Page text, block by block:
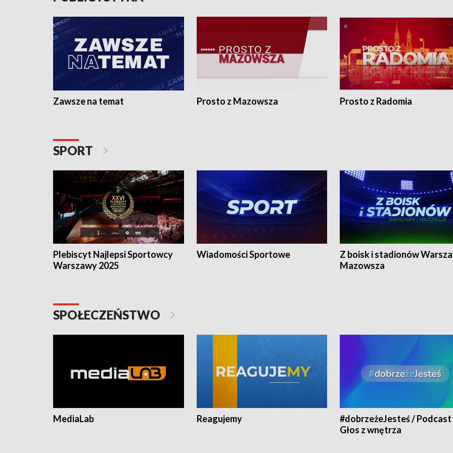
Zawsze na temat Prosto z Mazowsza Prosto z Radomia
SPORT
Plebiscyt Najlepsi Sportowcy
Warszawy 2025
Wiadomości Sportowe
Z boisk i stadionów
Mazowsza
SPOŁECZEŃSTWO
MediaLab Reagujemy
#dobrzeżeJesteś /
Głos z wnętrza